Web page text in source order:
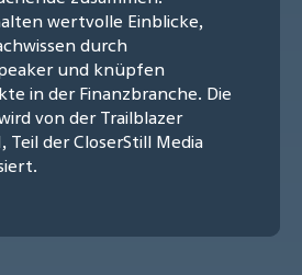
wertvolle Einblicke,
durch
und knüpfen
in der Finanzbranche. Die
von der Trailblazer
Teil der CloserStill Media